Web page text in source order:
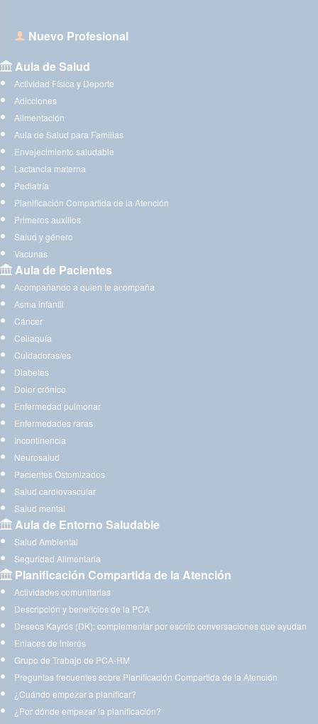
Nuevo Profesional
Aula de Salud
Actividad Física y Deporte
Adicciones
Alimentación
Aula de Salud para Familias
Envejecimiento saludable
Lactancia materna
Pediatría
Planificación Compartida de la Atención
Primeros auxilios
Salud y género
Vacunas
Aula de Pacientes
Acompañando a quien te acompaña
Asma infantil
Cáncer
Celiaquía
Cuidadoras/es
Diabetes
Dolor crónico
Enfermedad pulmonar
Enfermedades raras
Incontinencia
Neurosalud
Pacientes Ostomizados
Salud cardiovascular
Salud mental
Aula de Entorno Saludable
Salud Ambiental
Seguridad Alimentaria
Planificación Compartida de la Atención
Actividades comunitarias
Descripción y beneficios de la PCA
Deseos Kayrós (DK): complementar por escrito conversaciones que ayudan
Enlaces de interés
Grupo de Trabajo de PCA-RM
Preguntas frecuentes sobre Planificación Compartida de la Atención
¿Cuándo empezar a planificar?
¿Por dónde empezar la planificación?